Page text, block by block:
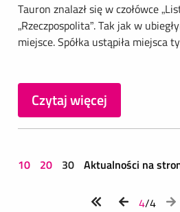
Tauron znalazł się w czołówce
„Rzeczpospolita”. Tak jak w
miejsce. Spółka ustąpiła miejsca
Czytaj więcej
10 20 30 Aktualności na
4/4